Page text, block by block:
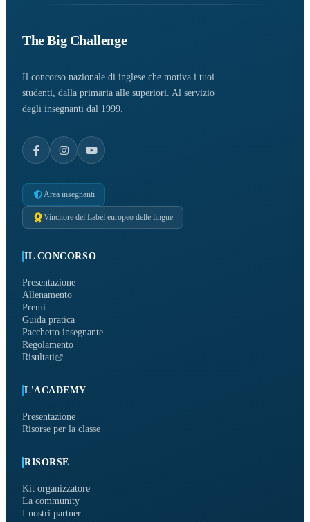
The Big Challenge
Il concorso nazionale di inglese che motiva i tuoi
studenti, dalla primaria alle superiori. Al servizio
degli insegnanti dal 1999.
Area insegnanti
Vincitore del Label europeo delle lingue
IL CONCORSO
Presentazione
Allenamento
Premi
Guida pratica
Pacchetto insegnante
Regolamento
Risultati
L'ACADEMY
Presentazione
Risorse per la classe
RISORSE
Kit organizzatore
La community
I nostri partner